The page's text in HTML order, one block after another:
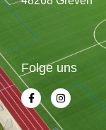
Folge uns